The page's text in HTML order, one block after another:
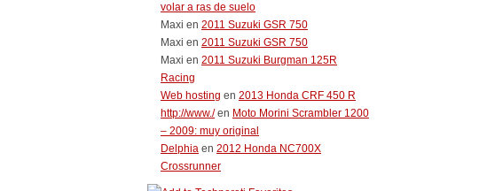
volar a ras de suelo
Maxi en 2011 Suzuki GSR 750
Maxi en 2011 Suzuki GSR 750
Maxi en 2011 Suzuki Burgman 125R
Racing
Web hosting en 2013 Honda CRF 450 R
http://www./en Moto Morini Scrambler 1200
– 2009: muy original
Delphia en 2012 Honda NC700X
Crossrunner